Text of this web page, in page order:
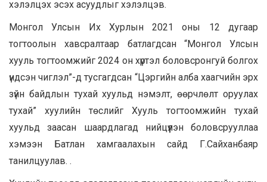
хэлэлцэх эсэх асуудлыг хэлэлцэв.
Монгол Улсын Их Хурлын 2021 оны 12 дугаар
тогтоолын хавсралтаар батлагдсан “Монгол Улсын
хууль тогтоомжийг 2024 он хүртэл боловсронгуй болгох
үндсэн чиглэл”-д тусгагдсан “Цэргийн алба хаагчийн эрх
зүйн байдлын тухай хуульд нэмэлт, өөрчлөлт оруулах
тухай” хуулийн төслийг Хууль тогтоомжийн тухай
хуульд заасан шаардлагад нийцүүлэн боловсрууллаа
хэмээн Батлан хамгаалахын сайд Г.Сайханбаяр
танилцуулав. .